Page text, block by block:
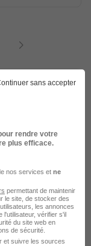
de transport
transport
sans accepter
rendre votre
plus efficace.
nos services et ne
permettant de maintenir
le site, de stocker des
les annonces
l'utilisateur, vérifier s'il
du site web en
de sécurité.
et suivre les sources